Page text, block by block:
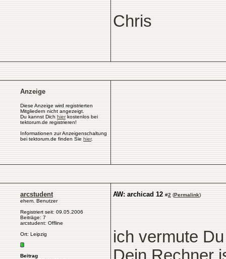
Chris
Anzeige
Diese Anzeige wird registrierten
Mitgliedern nicht angezeigt.
Du kannst Dich hierkostenlos bei
tektorum.de registrieren!
Informationen zur Anzeigenschaltung
bei tektorum.de finden Sie hier.
arcstudent
ehem. Benutzer
Registriert seit: 09.05.2006
Beiträge: 7
arcstudent: Offline
Ort: Leipzig
Beitrag
AW: archicad 12 #2 (Permalink)
ich vermute